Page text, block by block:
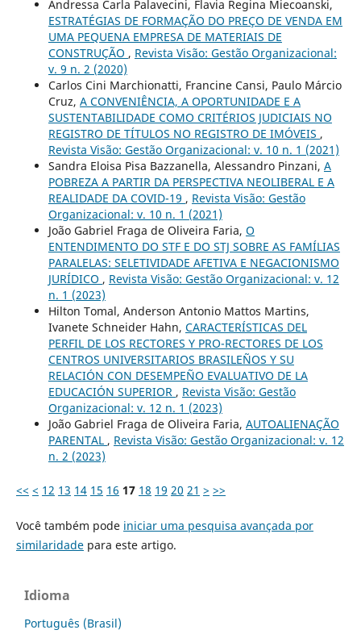
Andressa Carla Palavecini, Flavia Regina Miecoanski,
ESTRATÉGIAS DE FORMAÇÃO DO PREÇO DE VENDA EM
UMA PEQUENA EMPRESA DE MATERIAIS DE
CONSTRUÇÃO , Revista Visão: Gestão Organizacional:
v. 9 n. 2 (2020)
Carlos Cini Marchionatti, Francine Cansi, Paulo Márcio
Cruz, A CONVENIÊNCIA, A OPORTUNIDADE E A
SUSTENTABILIDADE COMO CRITÉRIOS JUDICIAIS NO
REGISTRO DE TÍTULOS NO REGISTRO DE IMÓVEIS ,
Revista Visão: Gestão Organizacional: v. 10 n. 1 (2021)
Sandra Eloisa Pisa Bazzanella, Alessandro Pinzani, A
POBREZA A PARTIR DA PERSPECTIVA NEOLIBERAL E A
REALIDADE DA COVID-19 , Revista Visão: Gestão
Organizacional: v. 10 n. 1 (2021)
João Gabriel Fraga de Oliveira Faria, O
ENTENDIMENTO DO STF E DO STJ SOBRE AS FAMÍLIAS
PARALELAS: SELETIVIDADE AFETIVA E NEGACIONISMO
JURÍDICO , Revista Visão: Gestão Organizacional: v. 12
n. 1 (2023)
Hilton Tomal, Anderson Antonio Mattos Martins,
Ivanete Schneider Hahn, CARACTERÍSTICAS DEL
PERFIL DE LOS RECTORES Y PRO-RECTORES DE LOS
CENTROS UNIVERSITARIOS BRASILEÑOS Y SU
RELACIÓN CON DESEMPEÑO EVALUATIVO DE LA
EDUCACIÓN SUPERIOR , Revista Visão: Gestão
Organizacional: v. 12 n. 1 (2023)
João Gabriel Fraga de Oliveira Faria, AUTOALIENAÇÃO
PARENTAL , Revista Visão: Gestão Organizacional: v. 12
n. 2 (2023)
<< < 12 13 14 15 16 17 18 19 20 21 > >>
Você também pode iniciar uma pesquisa avançada por
similaridadepara este artigo.
Idioma
Português (Brasil)